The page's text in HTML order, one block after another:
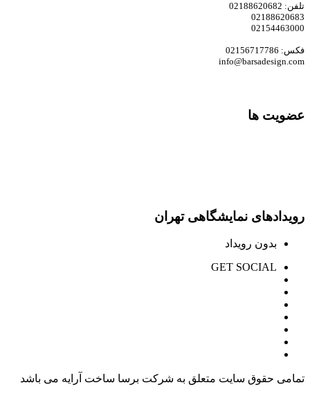
تلفن: 02188620682
02188620683
02154463000
فکس: 02156717786
info@barsadesign.com
عضویت ها
رویدادهای نمایشگاهی تهران
بدون رویداد
GET SOCIAL
تمامی حقوق سایت متعلق به شرکت برسا ساخت آرایه می باشد